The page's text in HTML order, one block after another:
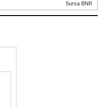
Sursa BNR